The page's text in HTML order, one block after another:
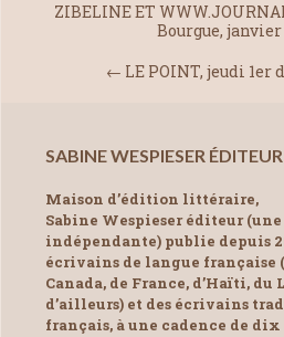
ZIBELINE ET
Bourgue, janvier
← LE POINT, jeudi 1er
SABINE WESPIESER ÉDITEUR
Maison d’édition littéraire,
Sabine Wespieser éditeur
indépendante) publie depuis
écrivains de langue française
Canada, de France, d’Haïti, du
d’ailleurs) et des écrivains
français, à une cadence de